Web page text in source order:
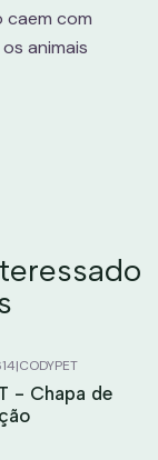
caem com
animais
|CODYPET
- Chapa de